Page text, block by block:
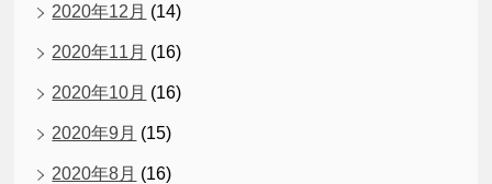
2020年12月 (14)
2020年11月 (16)
2020年10月 (16)
2020年9月 (15)
2020年8月 (16)